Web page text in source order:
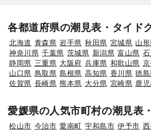
各都道府県の潮見表・タイド
北海道 青森県 岩手県 秋田県 宮城県 山形
神奈川県 千葉県 茨城県 新潟県 富山県
静岡県 三重県 大阪府 兵庫県 和歌山県
山口県 鳥取県 島根県 高知県 香川県 徳島
佐賀県 長崎県 熊本県 大分県 宮崎県 鹿
愛媛県の人気市町村の潮見表
松山市 今治市 愛南町 宇和島市 伊予市